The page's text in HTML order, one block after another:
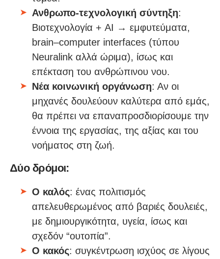
Ανθρωπο-τεχνολογική σύντηξη:
Βιοτεχνολογία + AI → εμφυτεύματα,
brain–computer interfaces (τύπου
Neuralink αλλά ώριμα), ίσως και
επέκταση του ανθρώπινου νου.
Νέα κοινωνική οργάνωση: Αν οι
μηχανές δουλεύουν καλύτερα από εμάς,
θα πρέπει να επαναπροσδιορίσουμε την
έννοια της εργασίας, της αξίας και του
νοήματος στη ζωή.
Δύο δρόμοι:
Ο καλός: ένας πολιτισμός
απελευθερωμένος από βαριές δουλειές,
με δημιουργικότητα, υγεία, ίσως και
σχεδόν “ουτοπία”.
Ο κακός: συγκέντρωση ισχύος σε λίγους